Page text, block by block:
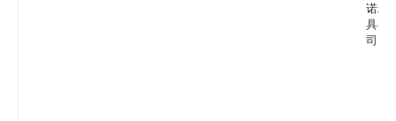
诺精
具有
司